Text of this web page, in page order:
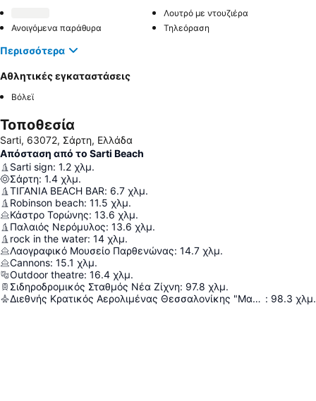
Λουτρό με ντουζιέρα
Ανοιγόμενα παράθυρα
Τηλεόραση
Περισσότερα
Αθλητικές εγκαταστάσεις
Βόλεϊ
Τοποθεσία
Sarti, 63072, Σάρτη, Ελλάδα
Απόσταση από το Sarti Beach
Sarti sign: 1.2 χλμ.
Σάρτη: 1.4 χλμ.
ΤΙΓΑΝΙΑ BEACH BAR: 6.7 χλμ.
Robinson beach: 11.5 χλμ.
Κάστρο Τορώνης: 13.6 χλμ.
Παλαιός Νερόμυλος: 13.6 χλμ.
rock in the water: 14 χλμ.
Λαογραφικό Μουσείο Παρθενώνας: 14.7 χλμ.
Cannons: 15.1 χλμ.
Outdoor theatre: 16.4 χλμ.
Σιδηροδρομικός Σταθμός Νέα Ζίχνη: 97.8 χλμ.
Διεθνής Κρατικός Αερολιμένας Θεσσαλονίκης "Μακεδονία" : 98.3 χλμ.